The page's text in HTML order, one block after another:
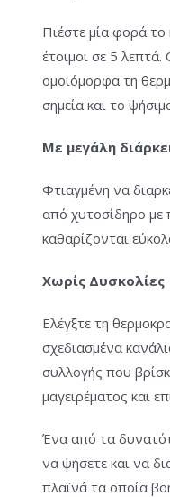
Πιέστε μία φορά το
έτοιμοι σε 5
ομοιόμορφα τη
σημεία και το
Με μεγάλη
Φτιαγμένη να
από χυτοσίδηρο με
καθαρίζονται
Χωρίς Δυσκολίες
Ελέγξτε τη
σχεδιασμένα
συλλογής που
μαγειρέματος και
Ένα από τα
να ψήσετε και να
πλαϊνά τα οποία